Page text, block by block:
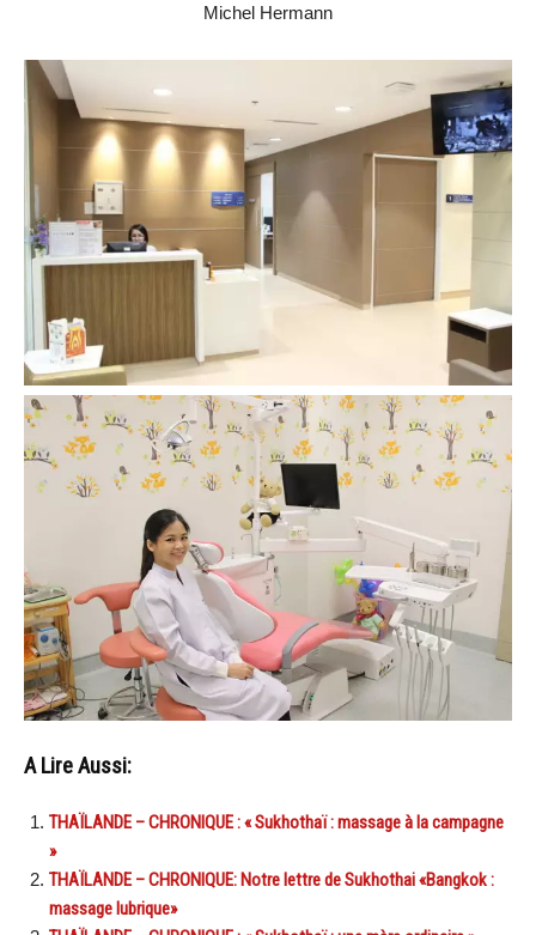
Michel Hermann
A Lire Aussi:
THAÏLANDE – CHRONIQUE : « Sukhothaï : massage à la campagne
»
THAÏLANDE – CHRONIQUE: Notre lettre de Sukhothai «Bangkok :
massage lubrique»